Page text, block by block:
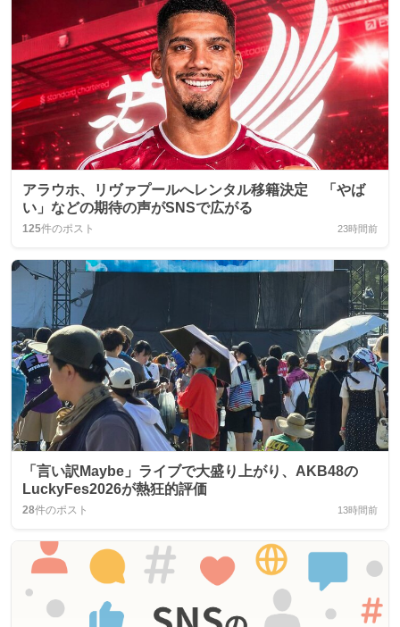
アラウホ、リヴァプールへレンタル移籍決定 「やば
い」などの期待の声がSNSで広がる
125件のポスト 23時間前
「言い訳Maybe」ライブで大盛り上がり、AKB48の
LuckyFes2026が熱狂的評価
28件のポスト 13時間前